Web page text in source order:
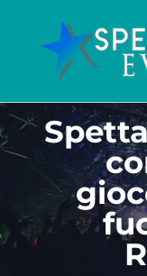
contenuto